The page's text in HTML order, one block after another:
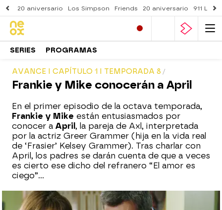
20 aniversario Los Simpson Friends 20 aniversario 911
SERIES PROGRAMAS
AVANCE I CAPÍTULO 1 I TEMPORADA 8
Frankie y Mike conocerán a April
En el primer episodio de la octava temporada,
Frankie y Mike están entusiasmados por
conocer a April , la pareja de Axl, interpretada
por la actriz Greer Grammer (hija en la vida real
de ‘Frasier’ Kelsey Grammer). Tras charlar con
April, los padres se darán cuenta de que a veces
es cierto ese dicho del refranero “El amor es
ciego”...